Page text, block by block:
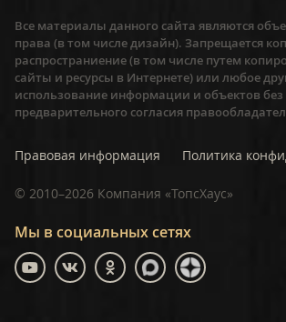
Мы в социальных сетях
Все материалы данного сайта являются
права (в том числе дизайн). Запрещается
распространиение (в том числе путем
сайты и ресурсы в Интернете) или любое
использование информации и объектов без
предварительного согласия
Правовая информация Политика
© 2010–2026 Компания «ТопсХаус»